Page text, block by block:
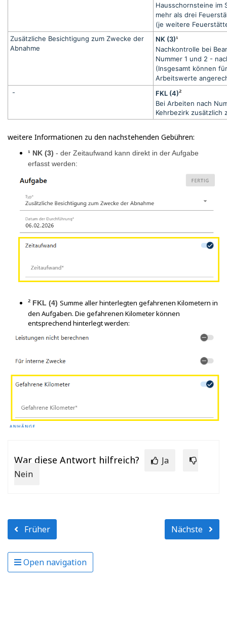
Hausschornsteine im
mehr als drei
(je weitere
Zusätzliche Besichtigung zum Zwecke der
Abnahme
NK (3)¹
Nachkontrolle bei
Nummer 1 und 2 -
(Insgesamt können
Arbeitswerte
-
FKL (4)²
Bei Arbeiten nach
Kehrbezirk zusätzlich
weitere Informationen zu den nachstehenden Gebühren:
¹ NK (3) - der Zeitaufwand kann direkt in der Aufgabe
erfasst werden:
² FKL (4) Summe aller hinterlegten gefahrenen Kilometern in
den Aufgaben. Die gefahrenen Kilometer können
entsprechend hinterlegt werden:
War diese Antwort hilfreich?
Ja
Nein
Früher Nächste
Open navigation